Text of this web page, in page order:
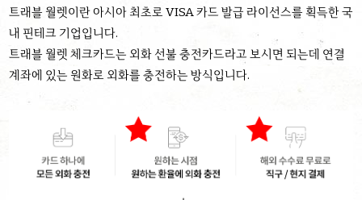
트래블 월렛이란 아시아 최초로 VISA 카드 발급 라이선스를 획득한 국
내 핀테크 기업입니다.
트래블 월렛 체크카드는 외화 선불 충전카드라고 보시면 되는데 연결
계좌에 있는 원화로 외화를 충전하는 방식입니다.